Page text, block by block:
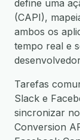
define uma
(CAPI),
ambos os
tempo real e
Tarefas
Slack e
sincronizar
Conversion